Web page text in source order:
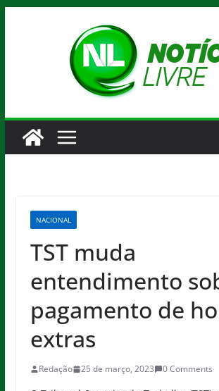
NACIONAL
TST muda
entendimento
pagamento de
extras
Redação 25 de março, 2023 0 Comments